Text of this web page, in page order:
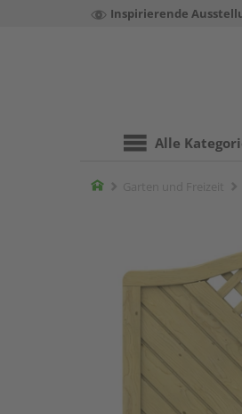
Inspirierende
Alle
Home